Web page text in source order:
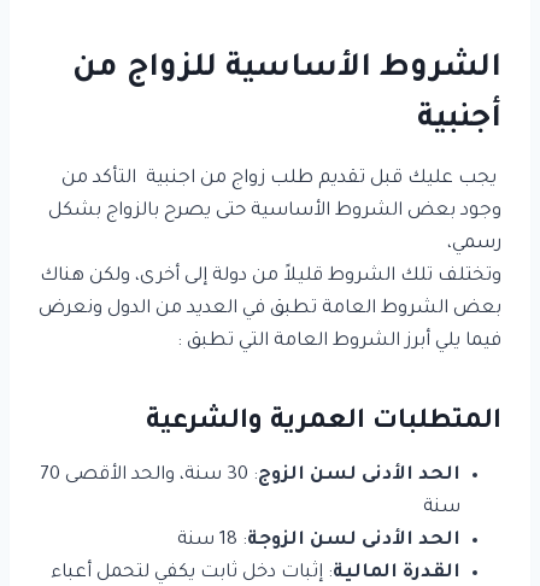
الشروط الأساسية للزواج من
أجنبية
يجب عليك قبل تقديم طلب زواج من اجنبية التأكد من
وجود بعض الشروط الأساسية حتى يصرح بالزواج بشكل
رسمي،
وتختلف تلك الشروط قليلاً من دولة إلى أخرى، ولكن هناك
بعض الشروط العامة تطبق في العديد من الدول ونعرض
فيما يلي أبرز الشروط العامة التي تطبق :
المتطلبات العمرية والشرعية
الحد الأدنى لسن الزوج
: 30 سنة، والحد الأقصى 70
سنة
الحد الأدنى لسن الزوجة: 18 سنة
القدرة المالية: إثبات دخل ثابت يكفي لتحمل أعباء